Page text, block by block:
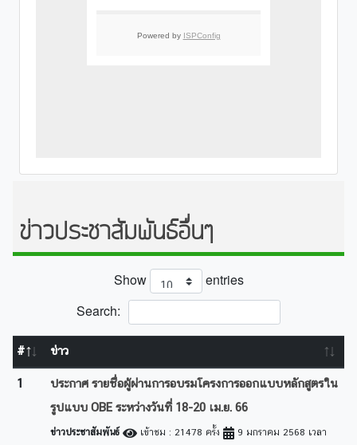
ข่าวประชาสัมพันธ์อื่นๆ
Show
entries
Search:
#
ข่าว
1
ประกาศ รายชื่อผู้ผ่านการอบรมโครงการออกแบบหลักสูตรใน
รูปแบบ OBE ระหว่างวันที่ 18-20 เม.ย. 66
ข่าวประชาสัมพันธ์ เข้าชม : 21478 ครั้ง
9 มกราคม 2568 เวลา